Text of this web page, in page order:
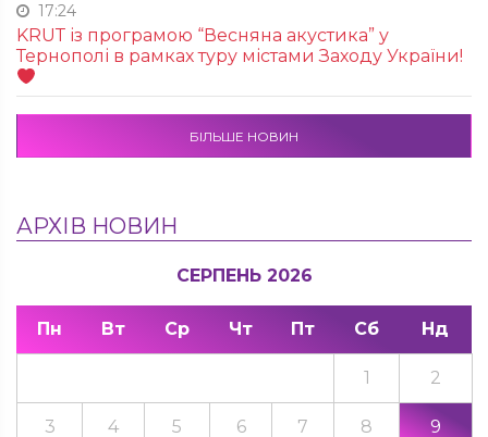
17:24
KRUТ із програмою “Весняна акустика” у
Тернополі в рамках туру містами Заходу України!
БІЛЬШЕ НОВИН
АРХІВ НОВИН
СЕРПЕНЬ 2026
Пн Вт Ср Чт Пт Сб Нд
1 2
3 4 5 6 7 8 9